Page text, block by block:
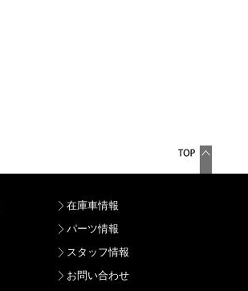
在庫車情報
パーツ情報
スタッフ情報
お問い合わせ